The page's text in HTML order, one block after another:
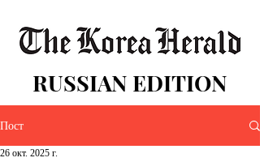
RUSSIAN EDITION
Пост
26 окт. 2025 г.